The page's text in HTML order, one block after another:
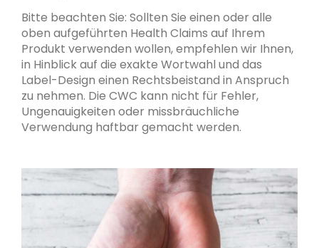
Bitte beachten Sie: Sollten Sie einen oder alle
oben aufgeführten Health Claims auf Ihrem
Produkt verwenden wollen, empfehlen wir Ihnen,
in Hinblick auf die exakte Wortwahl und das
Label-Design einen Rechtsbeistand in Anspruch
zu nehmen. Die CWC kann nicht für Fehler,
Ungenauigkeiten oder missbräuchliche
Verwendung haftbar gemacht werden.